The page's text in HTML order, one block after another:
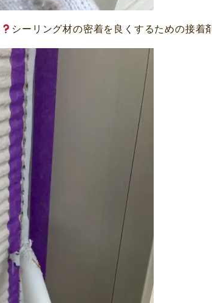
シーリング材の密着を良くするための接着